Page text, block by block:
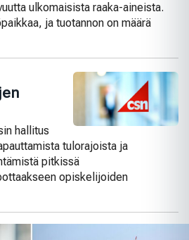
ulkomaisista raaka-aineista.
ja tuotannon on määrä
hallitus
tulorajoista ja
pitkissä
opiskelijoiden